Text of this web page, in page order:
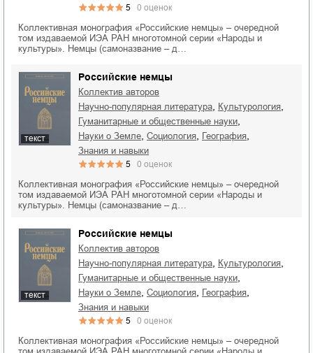
5 0 оценок
Коллективная монография «Российские немцы» – очередной
том издаваемой ИЭА РАН многотомной серии «Народы и
культуры». Немцы (самоназвание – д…
текст
Российские немцы
Коллектив авторов
научно-популярная литература
культурология
гуманитарные и общественные науки
науки о Земле социология география
знания и навыки
5 0 оценок
Коллективная монография «Российские немцы» – очередной
том издаваемой ИЭА РАН многотомной серии «Народы и
культуры». Немцы (самоназвание – д…
текст
Российские немцы
Коллектив авторов
научно-популярная литература
культурология
гуманитарные и общественные науки
науки о Земле социология география
знания и навыки
5 0 оценок
Коллективная монография «Российские немцы» – очередной